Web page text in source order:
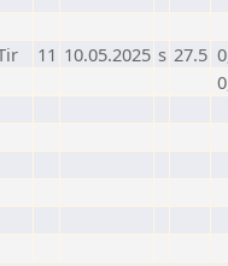
11 10.05.2025 s 27.5